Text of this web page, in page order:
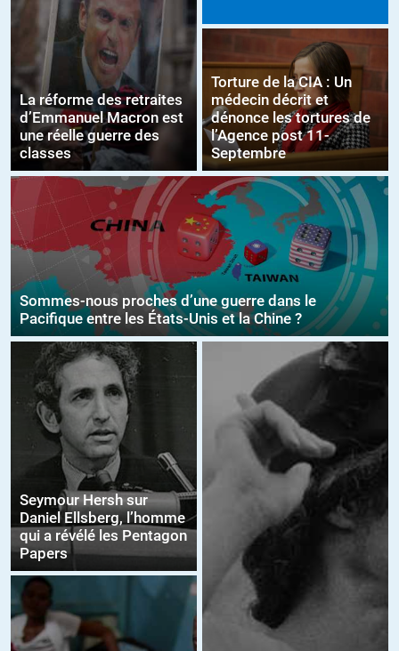
La réforme des retraites
d’Emmanuel Macron est
une réelle guerre des
classes
Torture de la CIA : Un
médecin décrit et
dénonce les tortures de
l’Agence post 11-
Septembre
Sommes-nous proches d’une guerre dans le
Pacifique entre les États-Unis et la Chine ?
Seymour Hersh sur
Daniel Ellsberg, l’homme
qui a révélé les Pentagon
Papers